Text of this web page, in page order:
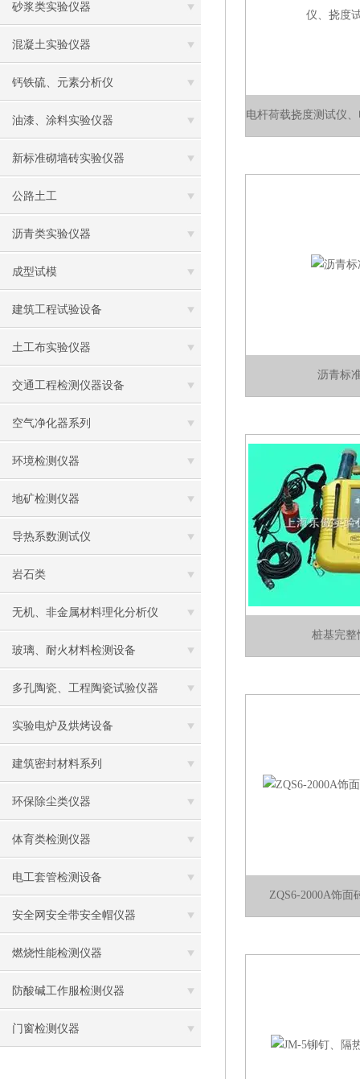
砂浆类实验仪器
混凝土实验仪器
钙铁硫、元素分析仪
油漆、涂料实验仪器
新标准砌墙砖实验仪器
公路土工
沥青类实验仪器
成型试模
建筑工程试验设备
土工布实验仪器
交通工程检测仪器设备
空气净化器系列
环境检测仪器
地矿检测仪器
导热系数测试仪
岩石类
无机、非金属材料理化分析仪
玻璃、耐火材料检测设备
多孔陶瓷、工程陶瓷试验仪器
实验电炉及烘烤设备
建筑密封材料系列
环保除尘类仪器
体育类检测仪器
电工套管检测设备
安全网安全带安全帽仪器
燃烧性能检测仪器
防酸碱工作服检测仪器
门窗检测仪器
沥青标
桩基完整
ZQS6-2000A饰面